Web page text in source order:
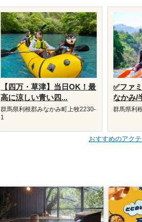
【四万・草津】当日OK！最
高に涼しい青い四...
群馬県利根郡みなかみ町上牧2230-
1
✅ファ
なかみ/
群馬県利
おすすめのアク